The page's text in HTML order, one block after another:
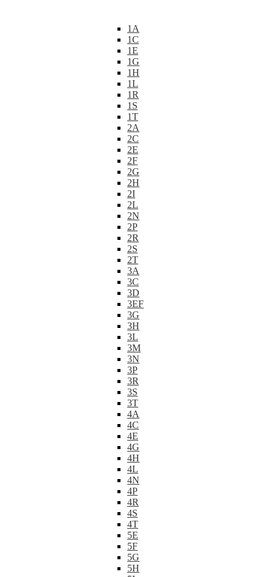
1A
1C
1E
1G
1H
1L
1R
1S
1T
2A
2C
2E
2F
2G
2H
2I
2L
2N
2P
2R
2S
2T
3A
3C
3D
3EF
3G
3H
3L
3M
3N
3P
3R
3S
3T
4A
4C
4E
4G
4H
4L
4N
4P
4R
4S
4T
5E
5F
5G
5H